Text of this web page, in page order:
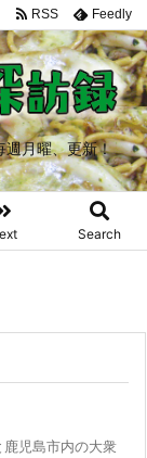
週月曜、更新！
Search
RSS Feedly
児島市内の大衆